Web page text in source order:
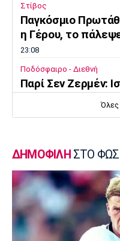
Στίβος
Παγκόσμιο
η Γέρου, το
23:08
Ποδόσφαιρο - Διεθνή
Παρί Σεν Ζερμέν:
Μάντσεστερ
Σκωτία: «Δύο στα
νίκη για Νταντί
22:40
Επικαιρότητα
Τραγωδία στην
σε πισίνα
Όλες
ΔΗΜΟΦΙΛΗ ΣΤΟ ΦΩΣ